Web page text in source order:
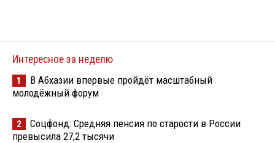
Интересное за неделю
1
В Абхазии впервые пройдёт масштабный
молодёжный форум
2
Соцфонд: Средняя пенсия по старости в России
превысила 27,2 тысячи